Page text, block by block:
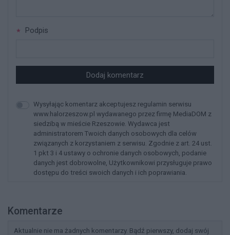
Podpis
Dodaj komentarz
Wysyłając komentarz akceptujesz regulamin serwisu
www.halorzeszow.pl wydawanego przez firmę MediaDOM z
siedzibą w mieście Rzeszowie. Wydawca jest
administratorem Twoich danych osobowych dla celów
związanych z korzystaniem z serwisu. Zgodnie z art. 24 ust.
1 pkt 3 i 4 ustawy o ochronie danych osobowych, podanie
danych jest dobrowolne, Użytkownikowi przysługuje prawo
dostępu do treści swoich danych i ich poprawiania.
Komentarze
Aktualnie nie ma żadnych komentarzy. Bądź pierwszy, dodaj swój